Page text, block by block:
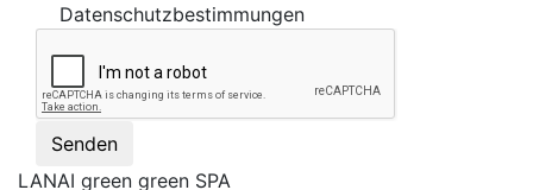
Datenschutzbestimmungen
Senden
LANAI green green SPA